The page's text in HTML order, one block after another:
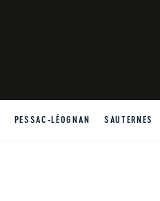
PESSAC-LÉOGNAN SAUTERNES